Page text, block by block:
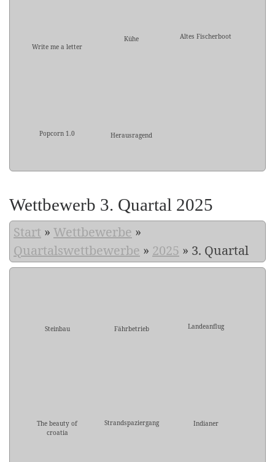
Write me a letter
Kühe Altes Fischerboot
Popcorn 1.0 Herausragend
Wettbewerb 3. Quartal 2025
Start » Wettbewerbe »
Quartalswettbewerbe » 2025 » 3. Quartal
Steinbau Fährbetrieb Landeanflug
The beauty of
croatia
Strandspaziergang Indianer